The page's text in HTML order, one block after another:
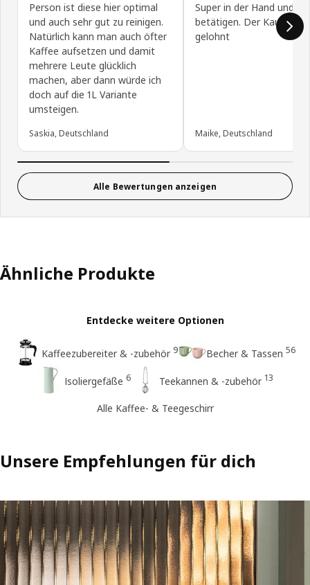
Person ist diese hier optimal
und auch sehr gut zu reinigen.
Natürlich kann man auch öfter
Kaffee aufsetzen und damit
mehrere Leute glücklich
machen, aber dann würde ich
doch auf die 1L Variante
umsteigen.
Saskia, Deutschland
Super in der Hand und
betätigen. Der Kauf hat
gelohnt
Maike, Deutschland
Alle Bewertungen anzeigen
Ähnliche Produkte
Entdecke weitere Optionen
Kaffeezubereiter & -zubehör 9 Becher & Tassen 56
Isoliergefäße 6 Teekannen & -zubehör 13
Alle Kaffee- & Teegeschirr
Unsere Empfehlungen für dich